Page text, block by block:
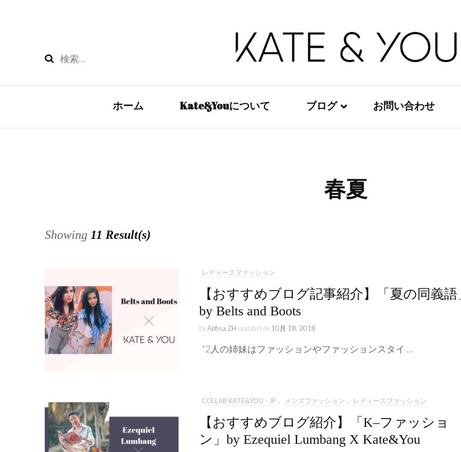
検
ホーム Kate&Youについて ブログ
メンズファッション
お問い合わせ
春夏
Showing 11 Result(s)
レディースファッション
【おすすめブログ記事紹介】「夏の同義語
by Belts and Boots
byAnfisa ZH updated on 10月 18, 2018
“2人の姉妹はファッションやファッションスタイ …
COLLAB KATE&YOU - JP , メンズファッション , レディースファッション
【おすすめブログ紹介】「K–ファッショ
ン」by Ezequiel Lumbang X Kate&You